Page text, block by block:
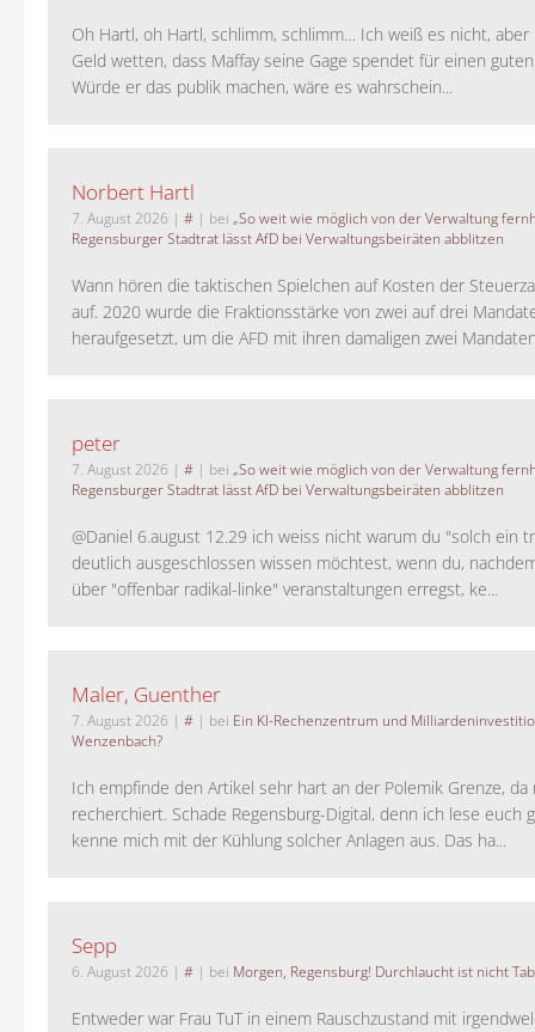
Oh Hartl, oh Hartl, schlimm, schlimm… Ich weiß es nicht, aber
Geld wetten, dass Maffay seine Gage spendet für einen
Würde er das publik machen, wäre es wahrschein...
Norbert Hartl
7. August 2026 | # | bei „So weit wie möglich von der Verwaltung
Regensburger Stadtrat lässt AfD bei Verwaltungsbeiräten abblitzen
Wann hören die taktischen Spielchen auf Kosten der
auf. 2020 wurde die Fraktionsstärke von zwei auf drei
heraufgesetzt, um die AFD mit ihren damaligen zwei
peter
7. August 2026 | # | bei „So weit wie möglich von der Verwaltung
Regensburger Stadtrat lässt AfD bei Verwaltungsbeiräten abblitzen
@Daniel 6.august 12.29 ich weiss nicht warum du "solch ein
deutlich ausgeschlossen wissen möchtest, wenn du,
über "offenbar radikal-linke" veranstaltungen erregst, ke...
Maler, Guenther
7. August 2026 | # | bei Ein KI-Rechenzentrum und
Wenzenbach?
Ich empfinde den Artikel sehr hart an der Polemik Grenze,
recherchiert. Schade Regensburg-Digital, denn ich lese euch
kenne mich mit der Kühlung solcher Anlagen aus. Das ha...
Sepp
6. August 2026 | # | bei Morgen, Regensburg! Durchlaucht ist nicht
Entweder war Frau TuT in einem Rauschzustand mit